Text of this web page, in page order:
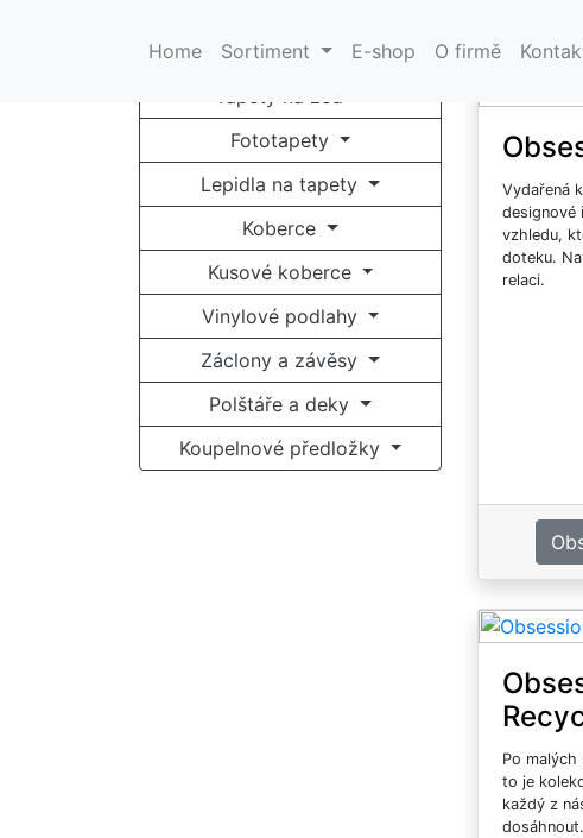
Home Sortiment E-shop O firmě
Tapety na zeď
Fototapety
Lepidla na tapety
Koberce
Kusové koberce
Vinylové podlahy
Záclony a závěsy
Polštáře a deky
Koupelnové předložky
Vydařená
designové
vzhledu,
doteku.
relaci.
Po malých
to je
každý z